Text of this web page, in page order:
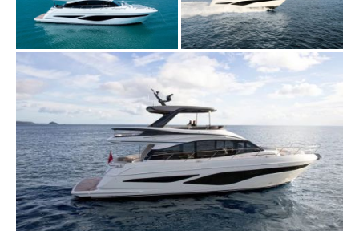
TOUR VIRTUALE